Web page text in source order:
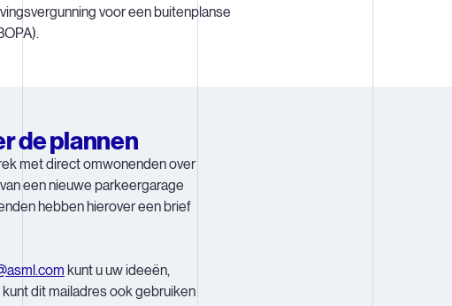
voor een buitenplanse
de plannen
met direct omwonenden over
een nieuwe parkeergarage
hebben hierover een brief
kunt u uw ideeën,
dit mailadres ook gebruiken